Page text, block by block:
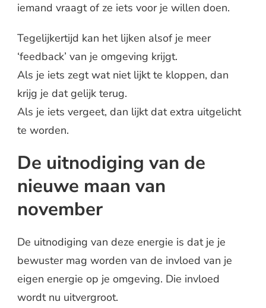
iemand vraagt of ze iets voor je willen doen.
Tegelijkertijd kan het lijken alsof je meer
‘feedback’ van je omgeving krijgt.
Als je iets zegt wat niet lijkt te kloppen, dan
krijg je dat gelijk terug.
Als je iets vergeet, dan lijkt dat extra uitgelicht
te worden.
De uitnodiging van de
nieuwe maan van
november
De uitnodiging van deze energie is dat je je
bewuster mag worden van de invloed van je
eigen energie op je omgeving. Die invloed
wordt nu uitvergroot.